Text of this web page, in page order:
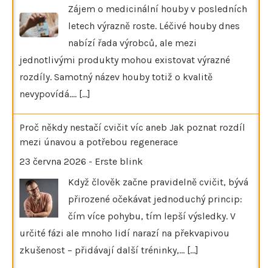
Zájem o medicinální houby v posledních
letech výrazně roste. Léčivé houby dnes
nabízí řada výrobců, ale mezi
jednotlivými produkty mohou existovat výrazné
rozdíly. Samotný název houby totiž o kvalitě
nevypovídá.… [...]
Proč někdy nestačí cvičit víc aneb Jak poznat rozdíl
mezi únavou a potřebou regenerace
23 června 2026 - Erste blink
Když člověk začne pravidelně cvičit, bývá
přirozené očekávat jednoduchý princip:
čím více pohybu, tím lepší výsledky. V
určité fázi ale mnoho lidí narazí na překvapivou
zkušenost – přidávají další tréninky,… [...]